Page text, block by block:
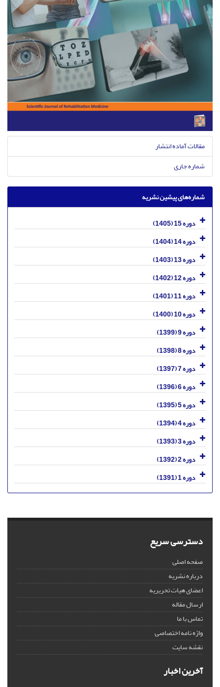
مقالات آماده انتشار
شماره جاری
شماره‌های پیشین نشریه
دوره 15 (1405)
دوره 14 (1404)
دوره 13 (1403)
دوره 12 (1402)
دوره 11 (1401)
دوره 10 (1400)
دوره 9 (1399)
دوره 8 (1398)
دوره 7 (1397)
دوره 6 (1396)
دوره 5 (1395)
دوره 4 (1394)
دوره 3 (1393)
دوره 2 (1392)
دوره 1 (1391)
دسترسی سریع
صفحه اصلی
درباره نشریه
اعضای هیات تحریریه
ارسال مقاله
تماس با ما
واژه نامه اختصاصی
نقشه سایت
آخرین اخبار